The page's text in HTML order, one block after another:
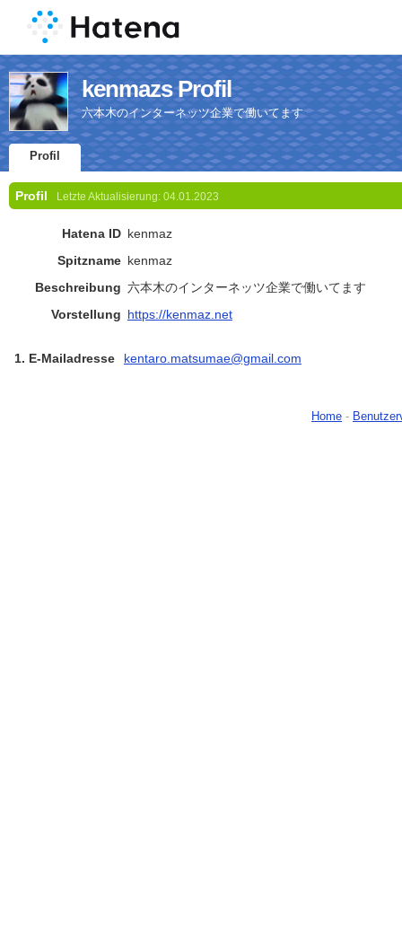
kenmazs Profil
六本木のインターネッツ企業で働いてます
Profil
Profil Letzte Aktualisierung: 04.01.2023
Hatena ID kenmaz
Spitzname kenmaz
Beschreibung 六本木のインターネッツ企業で働いてます
Vorstellung https://kenmaz.net
1. E-Mailadresse kentaro.matsumae@gmail.com
Home -